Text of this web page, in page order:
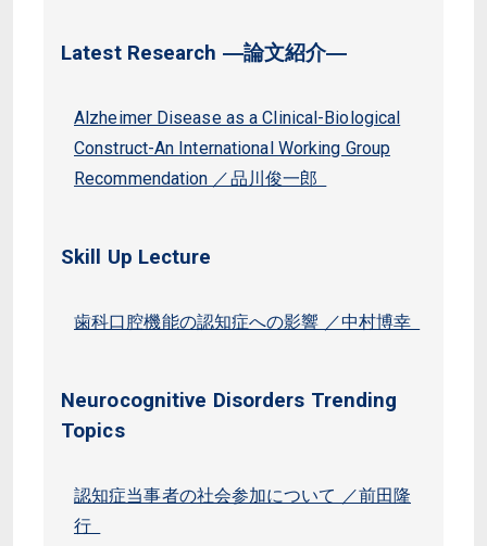
Latest Research ―論文紹介―
Alzheimer Disease as a Clinical-Biological
Construct-An International Working Group
Recommendation ／品川俊一郎
Skill Up Lecture
歯科口腔機能の認知症への影響 ／中村博幸
Neurocognitive Disorders Trending
Topics
認知症当事者の社会参加について ／前田隆
行